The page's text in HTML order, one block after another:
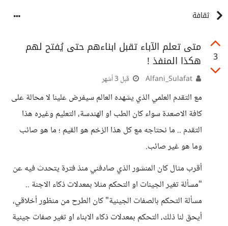
ثقافة
3
متى تعلم الآباء تقبل ابناءهم حتى يُفتح لهم
هكذا المنفذ !
قبل 3 أشهر
مع التقدم العلمي الذي يشهده العالم سيفرض علينا لا محالة على
كافة الاصعدة سواء كان الطب او الهندسة، التعليم وغيره هذا
التقدم .. ما نحتاجه مع كل هذا الزخم هو القيم ؛ ما هو صائب
وما هو غير صائب.
أقرب مثال كان المنشور الذي صادفني منذ فترة يتحدث فيه عن
"مسألة تغير الجينات او التحكم مثلا بمعدلات ذكاء الاجنة ..
مسألة التحكم بالصفات الجينية" كان الطرح من منظور أخلاقي،
أيحق لنا ذلك، التحكم بمعدلات ذكاء الابناء او تغير صفات جينية